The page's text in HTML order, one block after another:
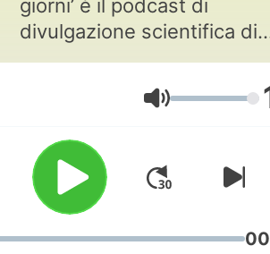
giorni’ è il podcast di
divulgazione scientifica di
Geopop. Ogni settimana,
attraverso episodi della
media tra i 5 e i 10 minuti,
parleremo di energia,
geopolitica, ambiente,
tecnologia, fenomeni
curiosità, ricostruzione di
disastri e approfondimenti
Volume